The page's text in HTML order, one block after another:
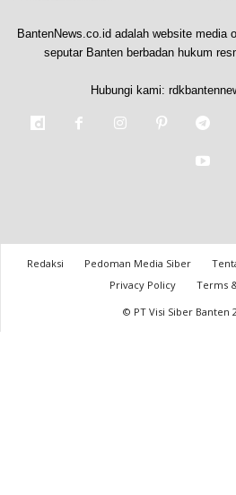
BantenNews.co.id adalah website media
seputar Banten berbadan hukum
Hubungi kami:
Redaksi Pedoman Media Siber
Privacy Policy
Terms
© PT Visi Siber Banten